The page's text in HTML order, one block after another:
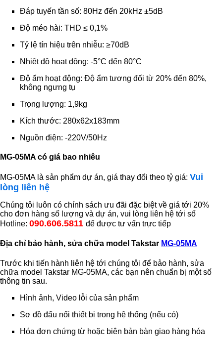
Đáp tuyến tần số: 80Hz đến 20kHz ±5dB
Độ méo hài: THD ≤ 0,1%
Tỷ lệ tín hiệu trên nhiễu: ≥70dB
Nhiệt độ hoạt động: -5°C đến 80°C
Độ ẩm hoạt động: Độ ẩm tương đối từ 20% đến 80%,
không ngưng tụ
Trọng lượng: 1,9kg
Kích thước: 280x62x183mm
Nguồn điện: -220V/50Hz
MG-05MA có giá bao nhiêu
MG-05MA là sản phẩm dự án, giá thay đổi theo tỷ giá: Vui
lòng liên hệ
Chúng tôi luôn có chính sách ưu đãi đặc biệt về giá tới 20%
cho đơn hàng số lượng và dự án, vui lòng liên hệ tới số
Hotline: 090.606.5811 để được tư vấn trực tiếp
Địa chỉ bảo hành, sửa chữa model Takstar MG-05MA
Trước khi tiến hành liên hệ tới chúng tôi để bảo hành, sửa
chữa model Takstar MG-05MA, các bạn nên chuẩn bị một số
thông tin sau.
Hình ảnh, Video lỗi của sản phẩm
Sơ đồ đấu nối thiết bị trong hệ thống (nếu có)
Hóa đơn chứng từ hoặc biên bản bàn giao hàng hóa